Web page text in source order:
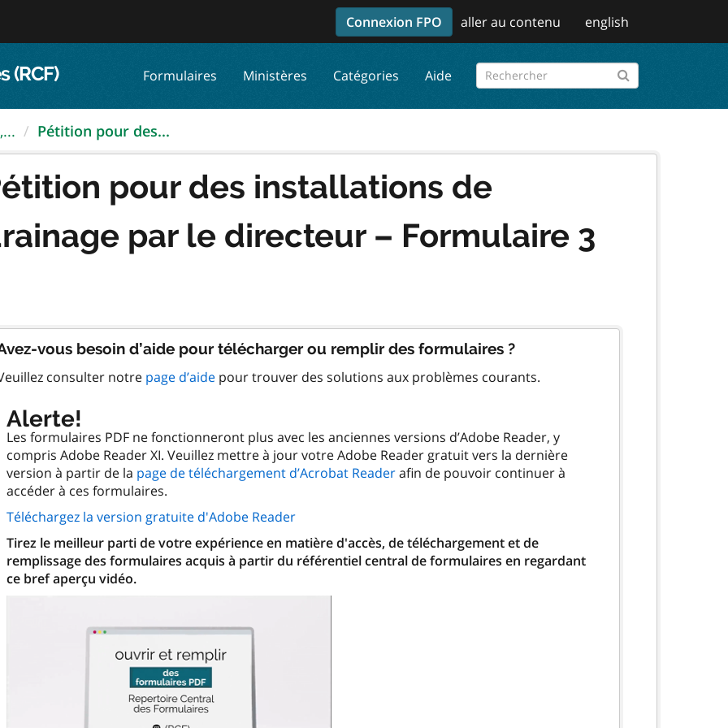
Connexion FPO aller au contenu english
(RCF) Formulaires Ministères Catégories Aide
Pétition pour des...
pour des installations de
par le directeur – Formulaire 3
vous besoin d’aide pour télécharger ou remplir des formulaires ?
consulter notre page d’aide pour trouver des solutions aux problèmes courants.
Alerte!
Les formulaires PDF ne fonctionneront plus avec les anciennes versions d’Adobe Reader, y
compris Adobe Reader XI. Veuillez mettre à jour votre Adobe Reader gratuit vers la dernière
version à partir de la page de téléchargement d’Acrobat Readerafin de pouvoir continuer à
accéder à ces formulaires.
Téléchargez la version gratuite d'Adobe Reader
Tirez le meilleur parti de votre expérience en matière d'accès, de téléchargement et de
remplissage des formulaires acquis à partir du référentiel central de formulaires en regardant
ce bref aperçu vidéo.